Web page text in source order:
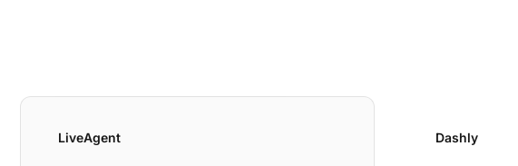
LiveAgent Dashly